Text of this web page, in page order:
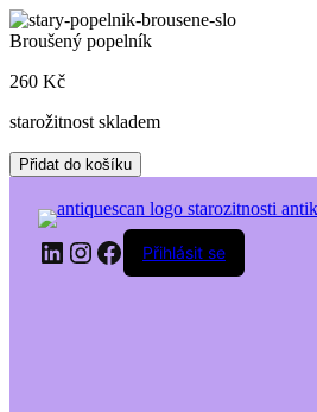
Skip
to
Broušený popelník
260 Kč
starožitnost skladem
Broušený
popelník
množství
Přidat do košíku
LinkedIn
Instagram
Facebook
Přihlásit se